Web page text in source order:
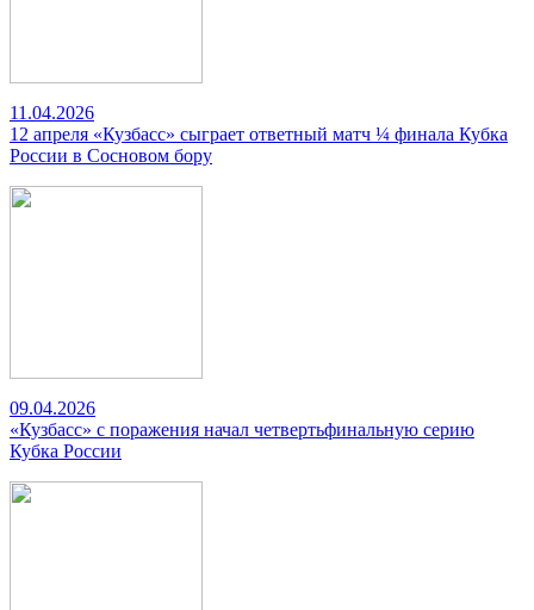
11.04.2026
12 апреля «Кузбасс» сыграет ответный матч ¼ финала Кубка
России в Сосновом бору
09.04.2026
«Кузбасс» с поражения начал четвертьфинальную серию
Кубка России